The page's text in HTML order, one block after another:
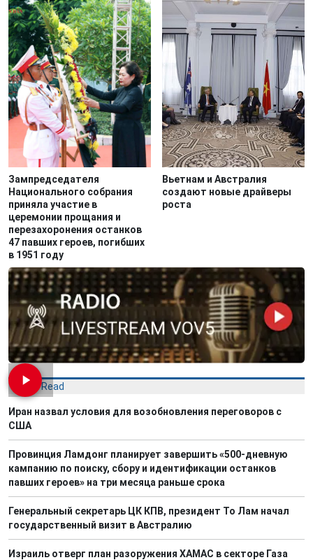
Зампредседателя
Национального собрания
приняла участие в
церемонии прощания и
перезахоронения останков
47 павших героев, погибших
в 1951 году
Вьетнам и Австралия
создают новые драйверы
роста
Most Read
Иран назвал условия для возобновления переговоров с
США
Провинция Ламдонг планирует завершить «500-дневную
кампанию по поиску, сбору и идентификации останков
павших героев» на три месяца раньше срока
Генеральный секретарь ЦК КПВ, президент То Лам начал
государственный визит в Австралию
Израиль отверг план разоружения ХАМАС в секторе Газа